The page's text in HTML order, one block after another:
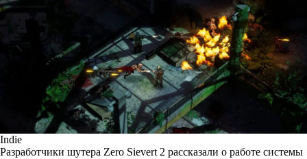
Indie
Разработчики шутера Zero Sievert 2 рассказали о работе системы